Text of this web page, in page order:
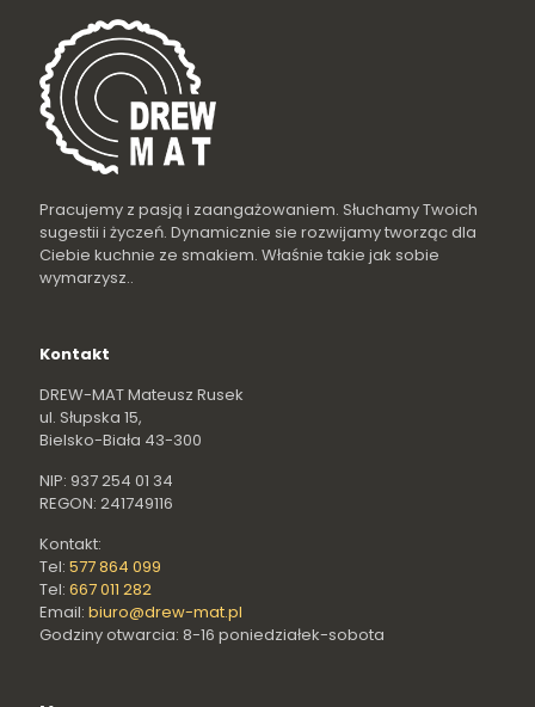
Pracujemy z pasją i zaangażowaniem. Słuchamy Twoich
sugestii i życzeń. Dynamicznie sie rozwijamy tworząc dla
Ciebie kuchnie ze smakiem. Właśnie takie jak sobie
wymarzysz..
Kontakt
DREW-MAT Mateusz Rusek
ul. Słupska 15,
Bielsko-Biała 43-300
NIP: 937 254 01 34
REGON: 241749116
Kontakt:
Tel: 577 864 099
Tel: 667 011 282
Email: biuro@drew-mat.pl
Godziny otwarcia: 8-16 poniedziałek-sobota